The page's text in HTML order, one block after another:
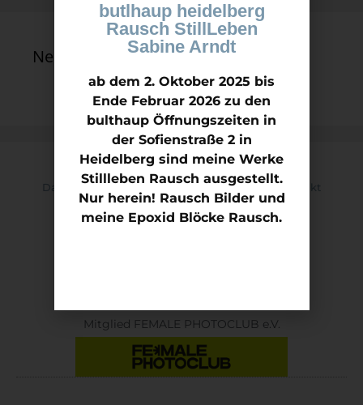
Neueste Kommentare
Datenschutz Impressum Kontakt
Mitglied Kunstverein KON.NEX ART e.V
Mitglied FEMALE PHOTOCLUB e.V.
butlhaup heidelberg
Rausch StillLeben
Sabine Arndt
ab dem 2. Oktober 2025 bis
Ende Februar 2026 zu den
bulthaup Öffnungszeiten in
der Sofienstraße 2 in
Heidelberg sind meine Werke
Stillleben Rausch ausgestellt.
Nur herein! Rausch Bilder und
meine Epoxid Blöcke Rausch.